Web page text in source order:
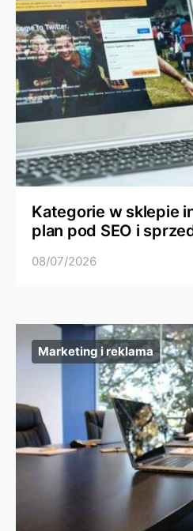
Kategorie w sklepie
plan pod SEO i
08/07/2026
Marketing i reklama